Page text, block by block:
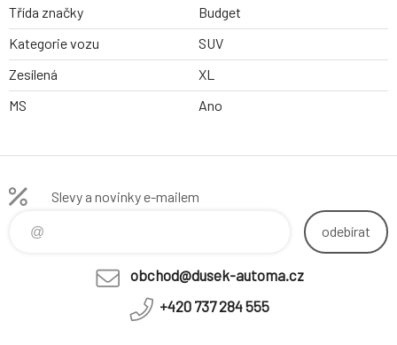
Třída značky
Budget
Kategorie vozu
SUV
Zesílená
XL
MS
Ano
Slevy a novinky e-mailem
odebírat
obchod@dusek-automa.cz
+420 737 284 555